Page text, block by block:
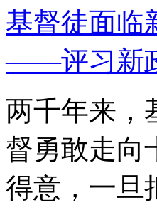
基督徒面临
——评习新
两千年来，
督勇敢走向
得意，一旦